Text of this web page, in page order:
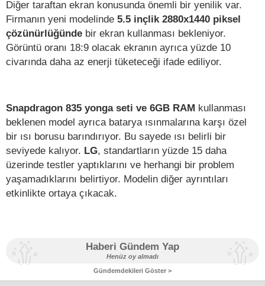
Diğer taraftan ekran konusunda önemli bir yenilik var.
Firmanın yeni modelinde 5.5 inçlik 2880x1440 piksel
çözünürlüğünde bir ekran kullanması bekleniyor.
Görüntü oranı 18:9 olacak ekranın ayrıca yüzde 10
civarında daha az enerji tüketeceği ifade ediliyor.
Snapdragon 835 yonga seti ve 6GB RAM kullanması
beklenen model ayrıca batarya ısınmalarına karşı özel
bir ısı borusu barındırıyor. Bu sayede ısı belirli bir
seviyede kalıyor. LG, standartların yüzde 15 daha
üzerinde testler yaptıklarını ve herhangi bir problem
yaşamadıklarını belirtiyor. Modelin diğer ayrıntıları
etkinlikte ortaya çıkacak.
Haberi Gündem Yap
Henüz oy almadı
Gündemdekileri Göster >